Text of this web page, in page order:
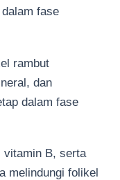
fase
rambut
dan
dalam fase
vitamin B, serta
melindungi folikel